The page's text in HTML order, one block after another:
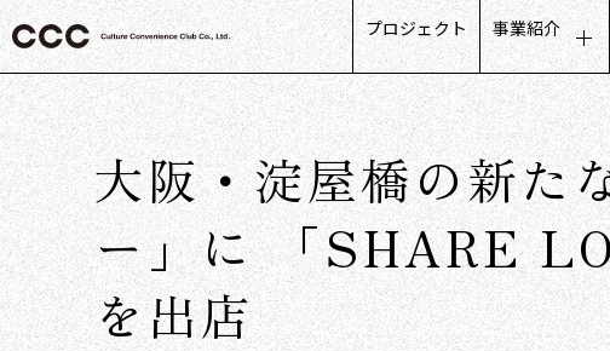
プロジェクト 事業紹介
カスタマー
リテールビジ
ライフデザ
パートナーコ
データベー
大阪・淀屋橋の新た
ー」に 「SHARE
を出店